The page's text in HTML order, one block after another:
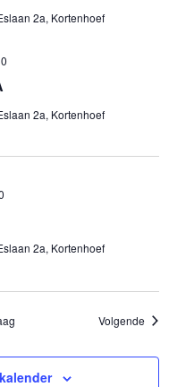
2a, Kortenhoef
2a, Kortenhoef
2a, Kortenhoef
Volgende